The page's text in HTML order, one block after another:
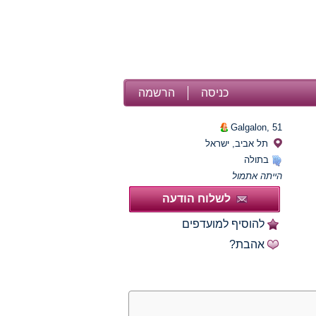
הרשמה כניסה
Galgalon, 51
תל אביב, ישראל
בתולה
הייתה אתמול
לשלוח הודעה
להוסיף למועדפים
אהבת?